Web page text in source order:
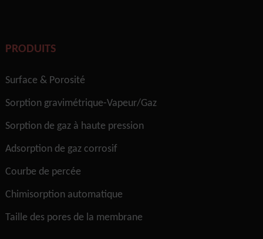
PRODUITS
Surface & Porosité
Sorption gravimétrique-Vapeur/Gaz
Sorption de gaz à haute pression
Adsorption de gaz corrosif
Courbe de percée
Chimisorption automatique
Taille des pores de la membrane